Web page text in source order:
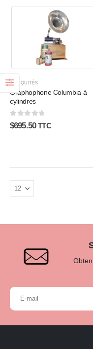
ANTIQUITÉS
Graphophone Columbia à
cylindres
0sur 5
$695.50 TTC